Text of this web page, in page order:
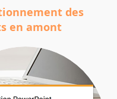
des
en amont